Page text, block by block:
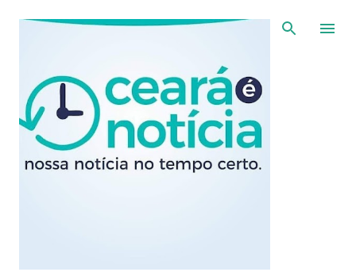
Pular para o conteúdo principal